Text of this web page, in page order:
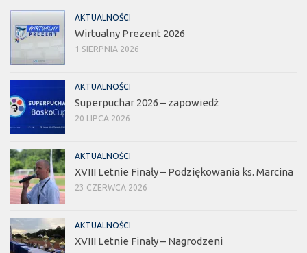
AKTUALNOŚCI
Wirtualny Prezent 2026
1 SIERPNIA 2026
AKTUALNOŚCI
Superpuchar 2026 – zapowiedź
20 LIPCA 2026
AKTUALNOŚCI
XVIII Letnie Finały – Podziękowania ks. Marcina
23 CZERWCA 2026
AKTUALNOŚCI
XVIII Letnie Finały – Nagrodzeni